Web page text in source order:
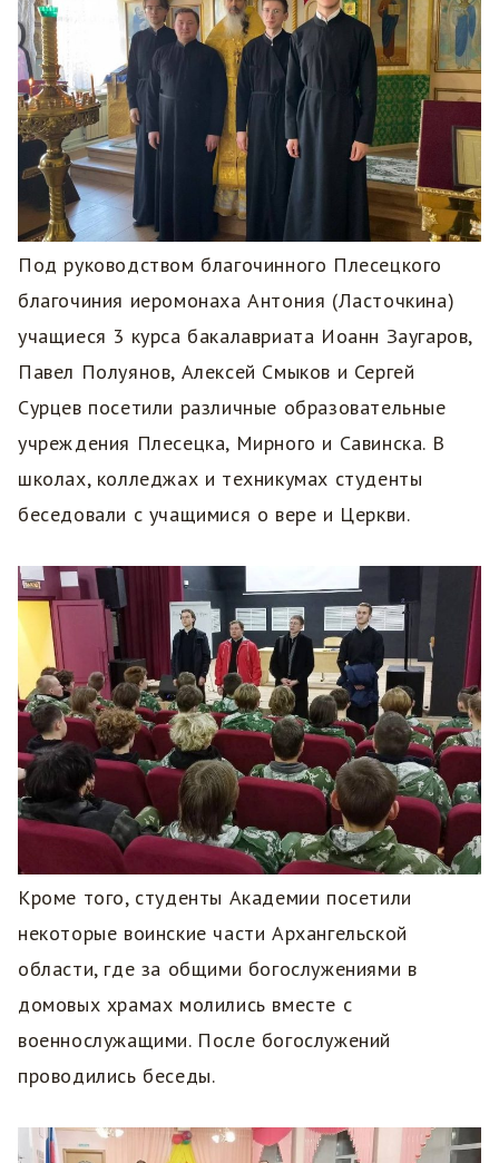
Под руководством благочинного Плесецкого
благочиния иеромонаха Антония (Ласточкина)
учащиеся 3 курса бакалавриата Иоанн Заугаров,
Павел Полуянов, Алексей Смыков и Сергей
Сурцев посетили различные образовательные
учреждения Плесецка, Мирного и Савинска. В
школах, колледжах и техникумах студенты
беседовали с учащимися о вере и Церкви.
Кроме того, студенты Академии посетили
некоторые воинские части Архангельской
области, где за общими богослужениями в
домовых храмах молились вместе с
военнослужащими. После богослужений
проводились беседы.